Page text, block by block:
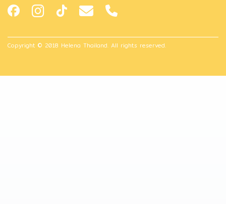
Copyright © 2018 Helena Thailand. All rights reserved.